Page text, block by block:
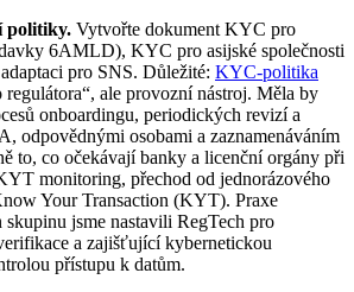
politiky. Vytvořte dokument KYC pro
6AMLD), KYC pro asijské společnosti
pro SNS. Důležité: KYC-politika
regulátora“, ale provozní nástroj. Měla by
onboardingu, periodických revizí a
odpovědnými osobami a zaznamenáváním
to, co očekávají banky a licenční orgány při
monitoring, přechod od jednorázového
Your Transaction (KYT). Praxe
jsme nastavili RegTech pro
a zajišťující kybernetickou
přístupu k datům.